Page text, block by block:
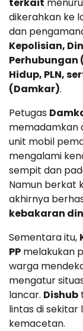
dikerahkan ke
dan
Kepolisian,
Perhubungan
Hidup, PLN,
(Damkar).
Petugas
memadamkan
unit mobil
mengalami
sempit dan
Namun berkat
akhirnya
kebakaran
Sementara itu,
PP melakukan
warga
mengatur
lancar. Dishub
lintas di sekitar
kemacetan.